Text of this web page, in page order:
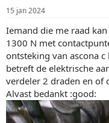
t
a
r
t
e
r
u
15 jan 2024
Iemand die me raad
1300 N met
ontsteking van ascona
betreft de elektrische
verdeler 2 draden en of
Alvast bedankt :good: